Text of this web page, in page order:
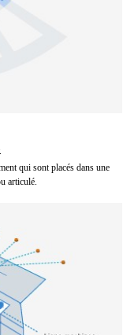
qui sont placés dans une
articulé.